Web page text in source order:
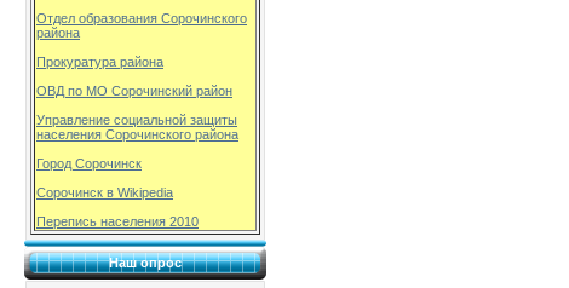
Отдел образования Сорочинского
района
Прокуратура района
ОВД по МО Сорочинский район
Управление социальной защиты
населения Сорочинского района
Город Сорочинск
Сорочинск в Wikipedia
Перепись населения 2010
Наш опрос